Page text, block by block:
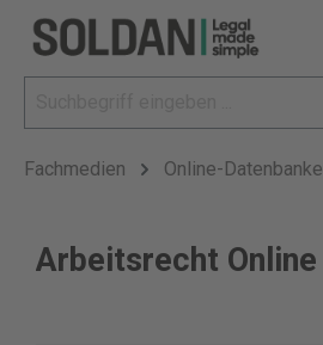
Fachmedien Online-
Arbeitsrecht Online